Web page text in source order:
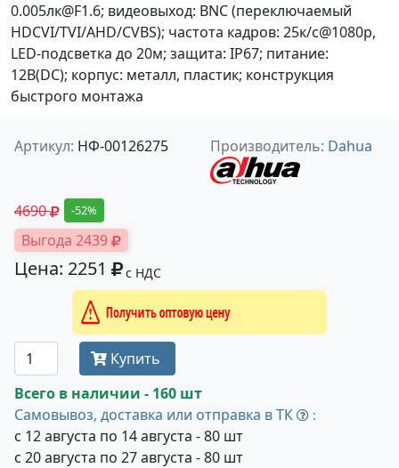
0.005лк@F1.6; видеовыход: BNC (переключаемый
HDCVI/TVI/AHD/CVBS); частота кадров: 25к/с@1080p,
LED-подсветка до 20м; защита: IP67; питание:
12В(DC); корпус: металл, пластик; конструкция
быстрого монтажа
Артикул: НФ-00126275 Производитель: Dahua
4690 -52%
Выгода 2439
Цена: 2251 с НДС
Получить оптовую цену
Купить
Всего в наличии - 160 шт
Самовывоз, доставка или отправка в ТК
:
с 12 августа по 14 августа - 80 шт
с 20 августа по 27 августа - 80 шт